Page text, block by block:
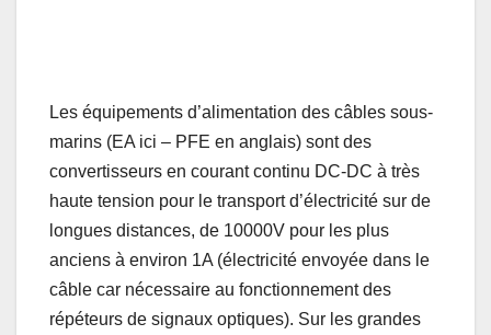
Les équipements d’alimentation des câbles sous-
marins (EA ici – PFE en anglais) sont des
convertisseurs en courant continu DC-DC à très
haute tension pour le transport d’électricité sur de
longues distances, de 10000V pour les plus
anciens à environ 1A (électricité envoyée dans le
câble car nécessaire au fonctionnement des
répéteurs de signaux optiques). Sur les grandes